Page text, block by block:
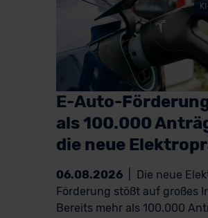
E-Auto-
als 100.000
die neue
06.08.2026
Die neue
Förderung stößt auf großes
Bereits mehr als 100.000